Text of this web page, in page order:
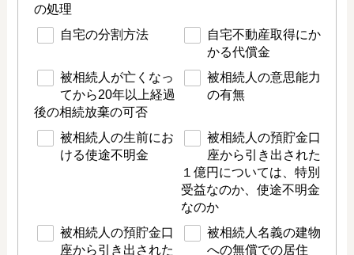
の処理
自宅の分割方法
自宅不動産取得にか
かる代償金
被相続人が亡くなっ
てから20年以上経過
後の相続放棄の可否
被相続人の意思能力
の有無
被相続人の生前にお
ける使途不明金
被相続人の預貯金口
座から引き出された
１億円については、特別
受益なのか、使途不明金
なのか
被相続人の預貯金口
座から引き出された
被相続人名義の建物
への無償での居住